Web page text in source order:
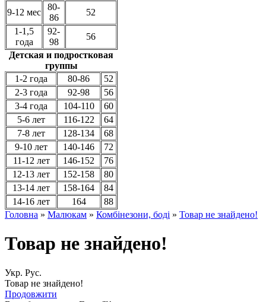
9-12 мес
80-
86
52
1-1,5
года
92-
98
56
Детская и подростковая
группы
1-2 года
80-86
52
2-3 года
92-98
56
3-4 года
104-110
60
5-6 лет
116-122
64
7-8 лет
128-134
68
9-10 лет
140-146
72
11-12 лет
146-152
76
12-13 лет
152-158
80
13-14 лет
158-164
84
14-16 лет
164
88
Головна » Малюкам » Комбінезони, боді » Товар не знайдено!
Товар не знайдено!
Укр. Рус.
Товар не знайдено!
Продовжити